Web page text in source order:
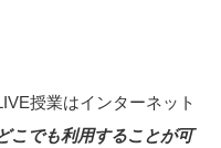
授業はインターネット
こでも利用することが可